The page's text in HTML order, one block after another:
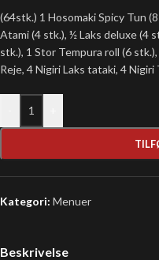
(64stk.) 1 Hosomaki Spicy Tun
Atami (4 stk.), ½ Laks deluxe (4
stk.), 1 Stor Tempura roll (6
Reje, 4 Nigiri Laks tataki, 4 Nigiri
Kategori: Menuer
Beskrivelse